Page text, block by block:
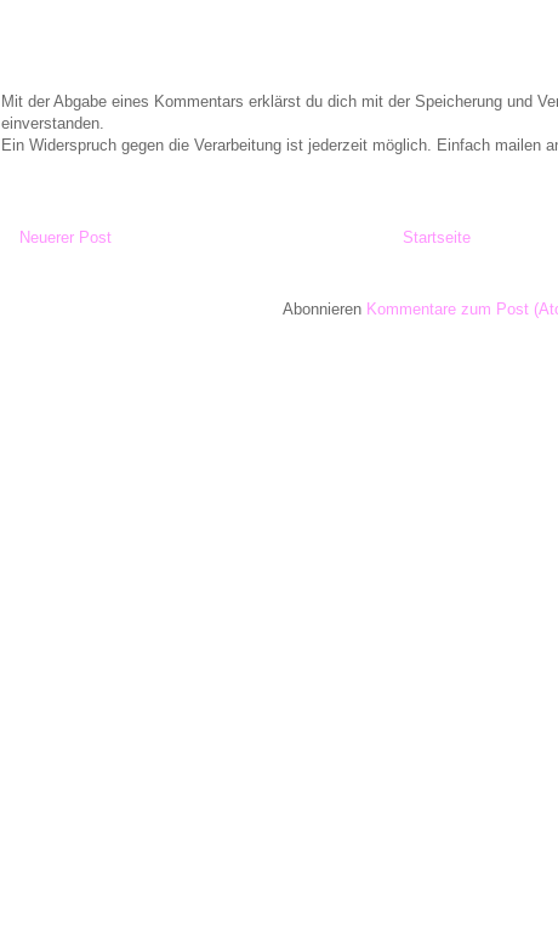
Mit der Abgabe eines Kommentars erklärst du dich mit der Speicherung und
einverstanden.
Ein Widerspruch gegen die Verarbeitung ist jederzeit möglich. Einfach mailen
Neuerer Post Startseite
Abonnieren Kommentare zum Post